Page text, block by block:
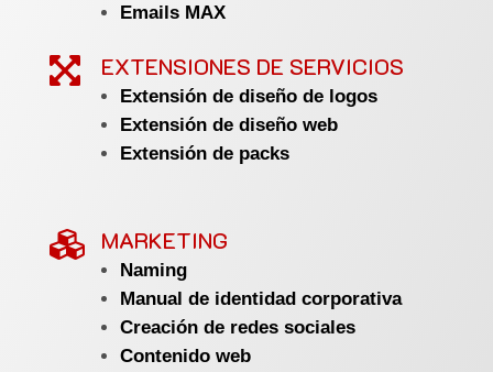
Emails MAX
 EXTENSIONES DE SERVICIOS
Extensión de diseño de logos
Extensión de diseño web
Extensión de packs
 MARKETING
Naming
Manual de identidad corporativa
Creación de redes sociales
Contenido web